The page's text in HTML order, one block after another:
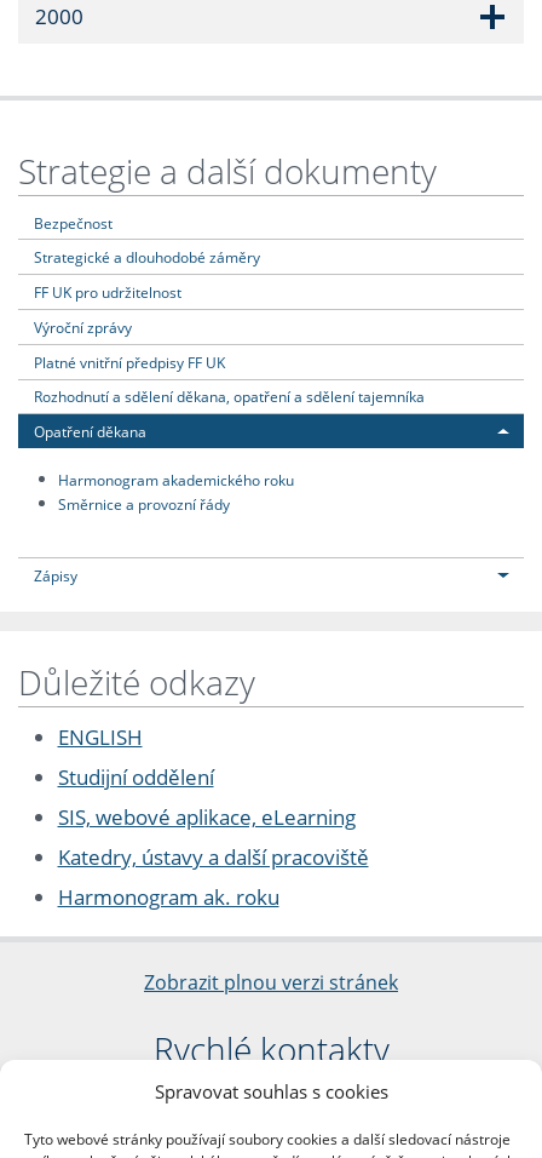
Spravovat souhlas s cookies
Tyto webové stránky používají soubory cookies a další sledovací nástroje
2000
Strategie a další dokumenty
Bezpečnost
Strategické a dlouhodobé záměry
FF UK pro udržitelnost
Výroční zprávy
Platné vnitřní předpisy FF UK
Rozhodnutí a sdělení děkana, opatření a sdělení tajemníka
Opatření děkana
Harmonogram akademického roku
Směrnice a provozní řády
Zápisy
Důležité odkazy
ENGLISH
Studijní oddělení
SIS, webové aplikace, eLearning
Katedry, ústavy a další pracoviště
Harmonogram ak. roku
Zobrazit plnou verzi stránek
Rychlé kontakty
Filozofická fakulta
nám. Jana Palacha 1/2